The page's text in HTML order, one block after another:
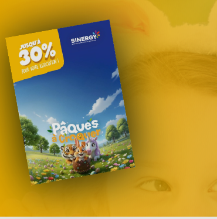
Situé en Hollande, notre partenaire est
qui propose des bulbes issus de ses...
DÉCOUVRIR
Goûter Gourmand
Nous avons sélectionné pour vous
produits issus de producteurs locaux...
DÉCOUVRIR
Pâques à Croquer
Au fil de nos rencontres, nous avons
chocolatiers, des pâtissiers et des...
Image